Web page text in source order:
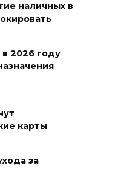
наличных в
2026 году
карты
за